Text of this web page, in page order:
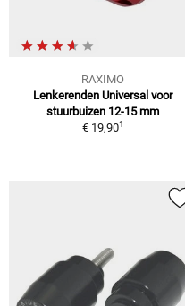
RAXIMO
Lenkerenden Universal voor
stuurbuizen 12-15 mm
€ 19,901